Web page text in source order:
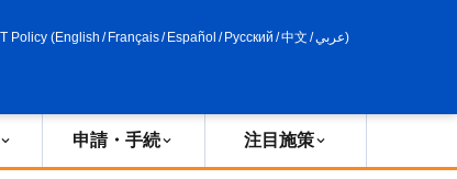
Policy (English / Français/ Español / Русский /中文 /عربي)
申請・手続 注目施策